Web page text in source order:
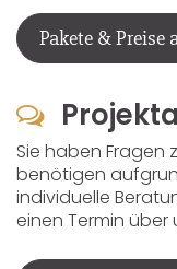
Pakete & Preise
Sie haben Fragen
benötigen
individuelle
einen Termin über